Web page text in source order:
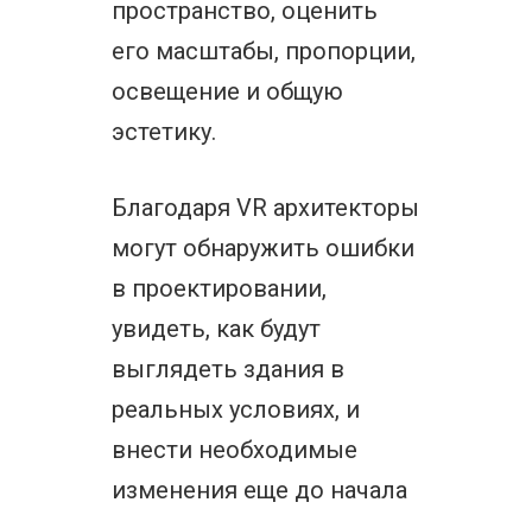
пространство, оценить
его масштабы, пропорции,
освещение и общую
эстетику.
Благодаря VR архитекторы
могут обнаружить ошибки
в проектировании,
увидеть, как будут
выглядеть здания в
реальных условиях, и
внести необходимые
изменения еще до начала